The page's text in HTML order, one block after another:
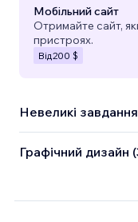
Мобільний сайт
Отримайте сайт,
пристроях.
Від200 $
Невеликі
Графічний дизайн